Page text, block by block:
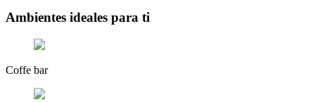
Ambientes ideales para ti
Coffe bar